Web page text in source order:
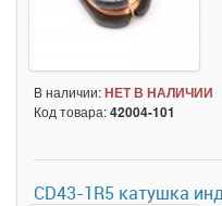
В наличии:НЕТ В НАЛИЧИИ
Код товара:42004-101
CD43-1R5 катушка